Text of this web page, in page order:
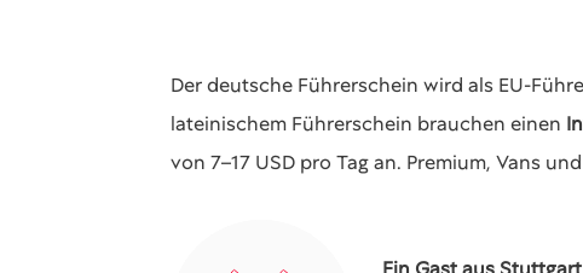
Der deutsche Führerschein wird als EU-
lateinischem Führerschein brauchen einen
von 7–17 USD pro Tag an. Premium, Vans